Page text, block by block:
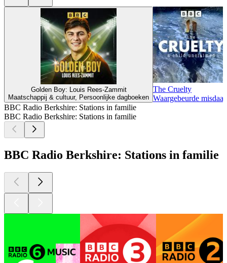
Golden Boy: Louis Rees-Zammit
Maatschappij & cultuur, Persoonlijke dagboeken
The Cruelty
Waargebeurde misdaad
BBC Radio Berkshire: Stations in familie
BBC Radio Berkshire: Stations in familie
BBC Radio Berkshire: Stations in familie